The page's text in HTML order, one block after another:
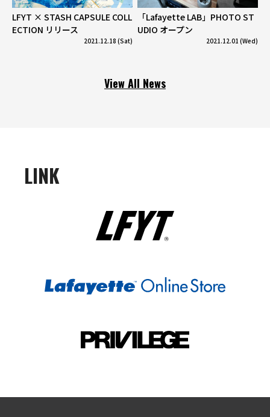
LFYT × STASH CAPSULE COLL
ECTION リリース
2021.12.18 (Sat)
「Lafayette LAB」PHOTO ST
UDIO オープン
2021.12.01 (Wed)
View All News
LINK